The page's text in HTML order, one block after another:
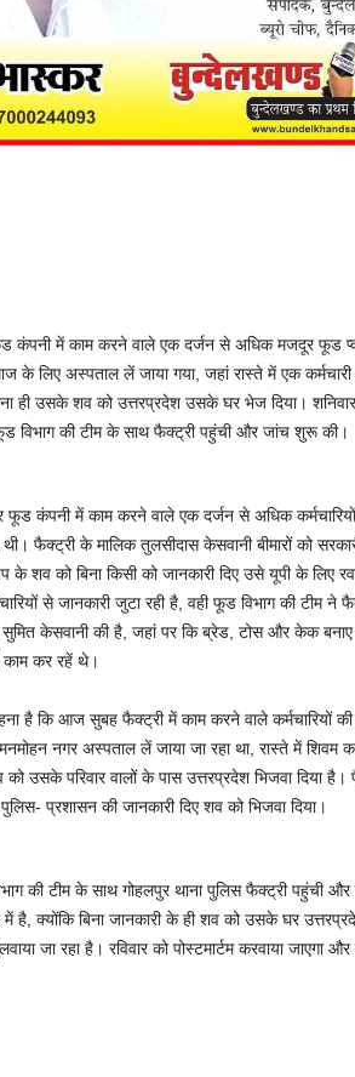
में काम करने वाले एक दर्जन से अधिक मजदूर फूड
के लिए अस्पताल लें जाया गया, जहां रास्ते में एक
ही उसके शव को उत्तरप्रदेश उसके घर भेज दिया।
फूड विभाग की टीम के साथ फैक्ट्री पहुंची और जांच शुरू की।
फूड कंपनी में काम करने वाले एक दर्जन से अधिक
फैक्ट्री के मालिक तुलसीदास केसवानी बीमारों को
के शव को बिना किसी को जानकारी दिए उसे यूपी के लिए
से जानकारी जुटा रही है, वही फूड विभाग की टीम
केसवानी की है, जहां पर कि ब्रेड, टोस और केक
काम कर रहें थे।
है कि आज सुबह फैक्ट्री में काम करने वाले कर्मचारियों की
नगर अस्पताल लें जाया जा रहा था, रास्ते में शिवम
उसके परिवार वालों के पास उत्तरप्रदेश भिजवा दिया
प्रशासन की जानकारी दिए शव को भिजवा दिया।
की टीम के साथ गोहलपुर थाना पुलिस फैक्ट्री पहुंची
क्योंकि बिना जानकारी के ही शव को उसके घर
जा रहा है। रविवार को पोस्टमार्टम करवाया जाएगा और